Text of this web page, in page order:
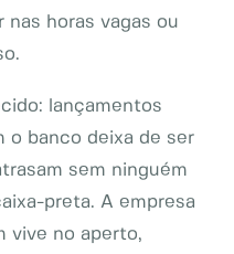
horas vagas ou
lançamentos
o banco deixa de ser
sem ninguém
preta. A empresa
vive no aperto,